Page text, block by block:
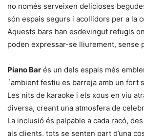
no només serveixen delicioses
són espais segurs i acollidors per a la
Aquests bars han esdevingut refugis
poden expressar-se lliurement, sense
Piano Bar és un dels espais més
´ambient festiu es barreja amb un fort
Les nits de karaoke i els xous en viu
diversa, creant una atmosfera de
La inclusió és palpable a cada racó,
als clients, tots se senten part d’una